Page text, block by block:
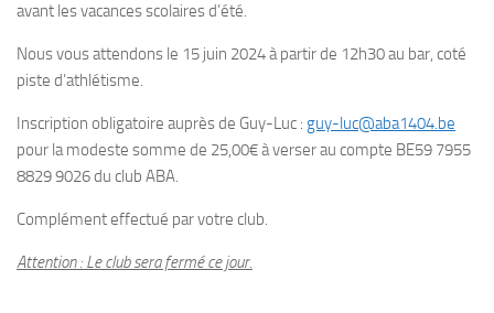
avant les vacances scolaires d’été.
Nous vous attendons le 15 juin 2024 à partir de 12h30 au bar, coté
piste d’athlétisme.
Inscription obligatoire auprès de Guy-Luc : guy-luc@aba1404.be
pour la modeste somme de 25,00€ à verser au compte BE59 7955
8829 9026 du club ABA.
Complément effectué par votre club.
Attention : Le club sera fermé ce jour.